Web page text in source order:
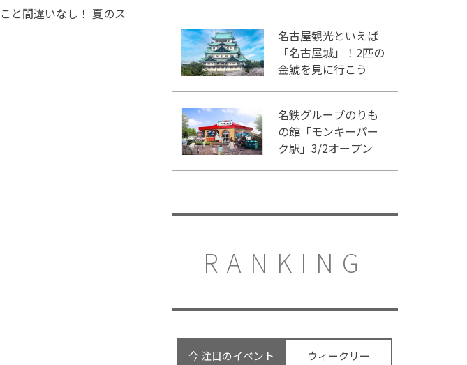
と間違いなし！ 夏のス
名古屋観光といえば
「名古屋城」！2匹の
金鯱を見に行こう
名鉄グループのりも
の館「モンキーパー
ク駅」3/2オープン
RANKING
今 注目のイベント ウィークリー